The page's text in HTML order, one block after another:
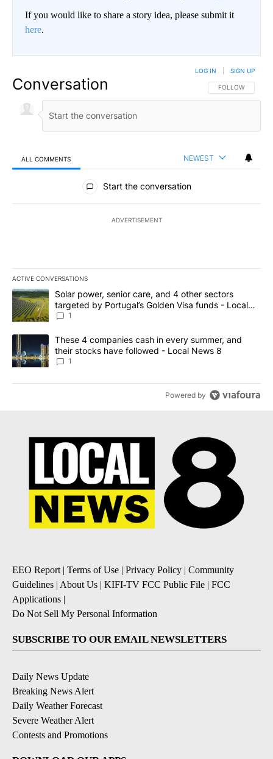
If you would like to share a story idea, please submit it
here.
Conversation FOLLOW THIS
FOLLOW
LOG IN SIGN UP
ALL COMMENTS NEWEST
All Comments
Start the conversation
ADVERTISEMENT
ACTIVE CONVERSATIONS
The following is a list of the most commented articles in the last
A trending article titled "Solar power, senior care, and 4 other
Solar power, senior care, and 4 other sectors
targeted by Portugal’s Golden Visa funds - Local
News 8
1
A trending article titled "These 4 companies cash in every
These 4 companies cash in every summer, and
their stocks have followed - Local News 8
1
Powered by
EEO Report| Terms of Use | Privacy Policy | Community
Guidelines | About Us | KIFI-TV FCC Public File | FCC
Applications |
Do Not Sell My Personal Information
SUBSCRIBE TO OUR EMAIL NEWSLETTERS
Daily News Update
Breaking News Alert
Daily Weather Forecast
Severe Weather Alert
Contests and Promotions